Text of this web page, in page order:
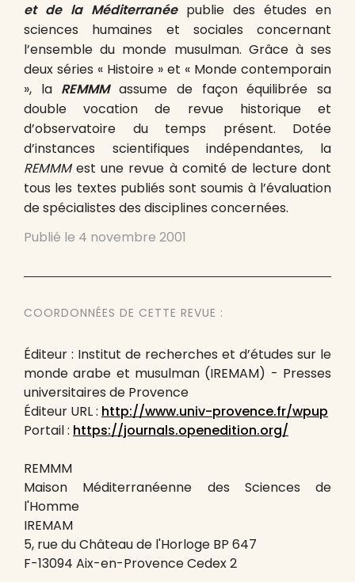
et de la Méditerranéepublie des études en
sciences humaines et sociales concernant
l’ensemble du monde musulman. Grâce à ses
deux séries « Histoire » et « Monde contemporain
», la REMMMassume de façon équilibrée sa
double vocation de revue historique et
d’observatoire du temps présent. Dotée
d’instances scientifiques indépendantes, la
REMMMest une revue à comité de lecture dont
tous les textes publiés sont soumis à l’évaluation
de spécialistes des disciplines concernées.
Publié le 4 novembre 2001
COORDONNÉES DE CETTE REVUE :
Éditeur : Institut de recherches et d’études sur le
monde arabe et musulman (IREMAM) - Presses
universitaires de Provence
Éditeur URL : http://www.univ-provence.fr/wpup
Portail : https://journals.openedition.org/
REMMM
Maison Méditerranéenne des Sciences de
l'Homme
IREMAM
5, rue du Château de l'Horloge BP 647
F-13094 Aix-en-Provence Cedex 2